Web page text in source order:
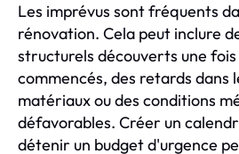
Les imprévus sont fréquents
rénovation. Cela peut inclure
structurels découverts une
commencés, des retards dans
matériaux ou des conditions
défavorables. Créer un
détenir un budget d'urgence